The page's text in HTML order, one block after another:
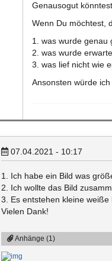
Genausogut
Wenn Du möchtest,
1. was wurde genau
2. was wurde
3. was lief nicht wie
Ansonsten würde
07.04.2021 - 10:17
1. Ich habe ein Bild was
2. Ich wollte das Bild
3. Es entstehen kleine
Vielen Dank!
Anhänge (1)